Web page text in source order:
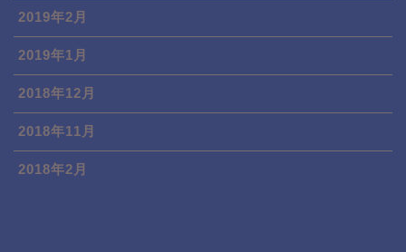
2019年2月
2019年1月
2018年12月
2018年11月
2018年2月